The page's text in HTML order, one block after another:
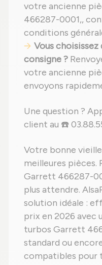
votre ancienne
466287-0001,,
conditions
Vous choisissez
consigne ?
votre ancienne
envoyons
Une question ?
client au ☎️
Votre bonne
meilleures
Garrett 466287-
plus attendre.
solution idéale :
prix en 2026 avec
turbos Garrett
standard ou
compatibles pour